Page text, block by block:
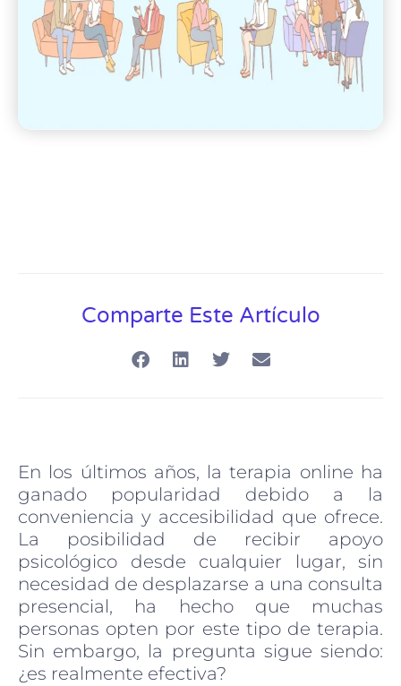
Comparte Este Artículo
En los últimos años, la terapia online ha
ganado popularidad debido a la
conveniencia y accesibilidad que ofrece.
La posibilidad de recibir apoyo
psicológico desde cualquier lugar, sin
necesidad de desplazarse a una consulta
presencial, ha hecho que muchas
personas opten por este tipo de terapia.
Sin embargo, la pregunta sigue siendo:
¿es realmente efectiva?